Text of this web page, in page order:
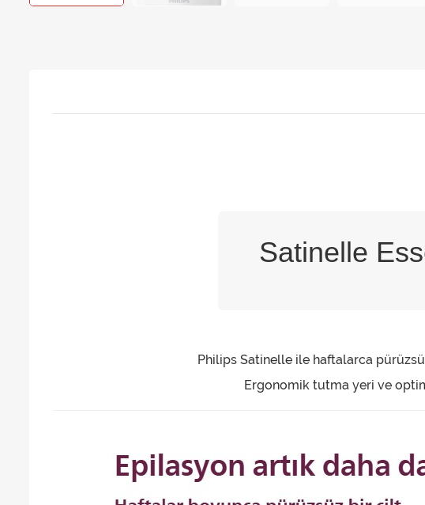
Satinelle
Philips Satinelle ile haftalarca
Ergonomik tutma yeri ve